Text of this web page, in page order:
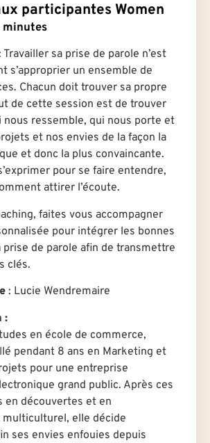
participantes Women
minutes
Travailler sa prise de parole n’est
s’approprier un ensemble de
Chacun doit trouver sa propre
de cette session est de trouver
ressemble, qui nous porte et
et nos envies de la façon la
et donc la plus convaincante.
pour se faire entendre,
attirer l’écoute.
faites vous accompagner
pour intégrer les bonnes
prise de parole afin de transmettre
clés.
: Lucie Wendremaire
:
en école de commerce,
pendant 8 ans en Marketing et
pour une entreprise
grand public. Après ces
en découvertes et en
multiculturel, elle décide
ses envies enfouies depuis